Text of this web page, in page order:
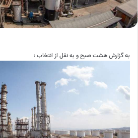
به گزارش هشت صبح و به نقل از انتخاب :